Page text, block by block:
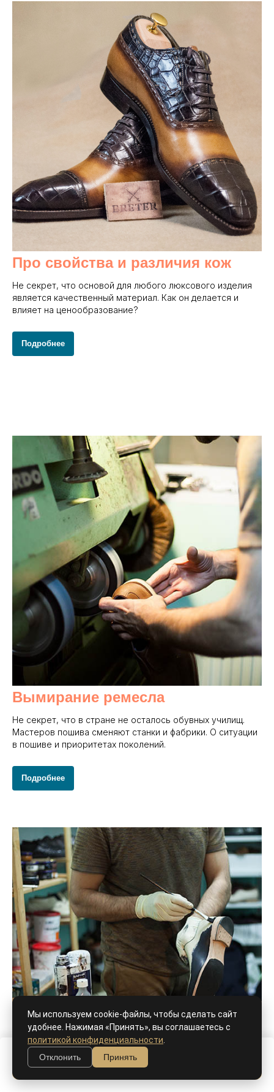
Мы используем cookie-файлы, чтобы сделать сайт
удобнее. Нажимая «Принять», вы соглашаетесь с
политикой конфиденциальности
Отклонить
Принять
В корзину
Про свойства и различия кож
Не секрет, что основой для любого люксового изделия
является качественный материал. Как он делается и
влияет на ценообразование?
Подробнее
Вымирание ремесла
Не секрет, что в стране не осталось обувных училищ.
Мастеров пошива сменяют станки и фабрики. О ситуации
в пошиве и приоритетах поколений.
Подробнее
Ручной окрас, патина - как